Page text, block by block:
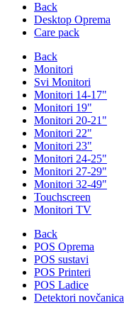
Back
Desktop Oprema
Care pack
Back
Monitori
Svi Monitori
Monitori 14-17"
Monitori 19"
Monitori 20-21"
Monitori 22"
Monitori 23"
Monitori 24-25"
Monitori 27-29"
Monitori 32-49"
Touchscreen
Monitori TV
Back
POS Oprema
POS sustavi
POS Printeri
POS Ladice
Detektori novčanica